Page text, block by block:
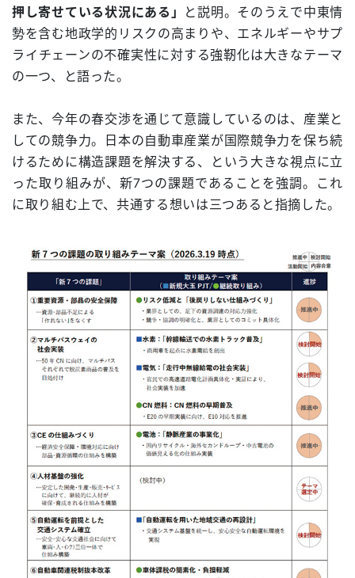
押し寄せている状況にある」
と説明。そのうえで中東情
勢を含む地政学的リスクの高まりや、エネルギーやサプ
ライチェーンの不確実性に対する強靭化は大きなテーマ
の一つ、と語った。
また、今年の春交渉を通じて意識しているのは、産業と
しての競争力。日本の自動車産業が国際競争力を保ち続
けるために構造課題を解決する、という大きな視点に立
った取り組みが、新7つの課題であることを強調。これ
に取り組む上で、共通する想いは三つあると指摘した。